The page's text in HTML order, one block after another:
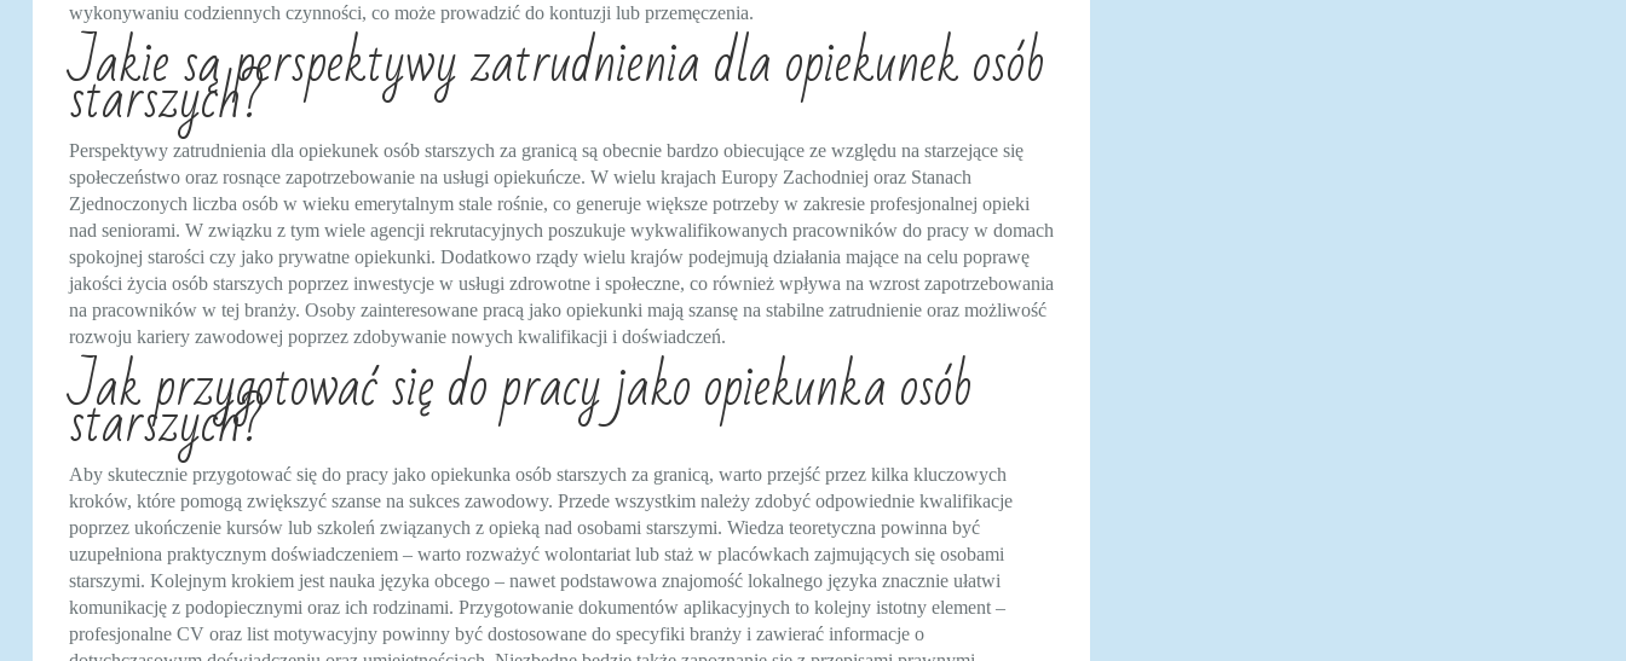
wykonywaniu codziennych czynności, co może prowadzić do kontuzji lub przemęczenia.
Jakie są perspektywy zatrudnienia dla opiekunek osób
starszych?
Perspektywy zatrudnienia dla opiekunek osób starszych za granicą są obecnie bardzo obiecujące ze względu na starzejące się
społeczeństwo oraz rosnące zapotrzebowanie na usługi opiekuńcze. W wielu krajach Europy Zachodniej oraz Stanach
Zjednoczonych liczba osób w wieku emerytalnym stale rośnie, co generuje większe potrzeby w zakresie profesjonalnej opieki
nad seniorami. W związku z tym wiele agencji rekrutacyjnych poszukuje wykwalifikowanych pracowników do pracy w domach
spokojnej starości czy jako prywatne opiekunki. Dodatkowo rządy wielu krajów podejmują działania mające na celu poprawę
jakości życia osób starszych poprzez inwestycje w usługi zdrowotne i społeczne, co również wpływa na wzrost zapotrzebowania
na pracowników w tej branży. Osoby zainteresowane pracą jako opiekunki mają szansę na stabilne zatrudnienie oraz możliwość
rozwoju kariery zawodowej poprzez zdobywanie nowych kwalifikacji i doświadczeń.
Jak przygotować się do pracy jako opiekunka osób
starszych?
Aby skutecznie przygotować się do pracy jako opiekunka osób starszych za granicą, warto przejść przez kilka kluczowych
kroków, które pomogą zwiększyć szanse na sukces zawodowy. Przede wszystkim należy zdobyć odpowiednie kwalifikacje
poprzez ukończenie kursów lub szkoleń związanych z opieką nad osobami starszymi. Wiedza teoretyczna powinna być
uzupełniona praktycznym doświadczeniem – warto rozważyć wolontariat lub staż w placówkach zajmujących się osobami
starszymi. Kolejnym krokiem jest nauka języka obcego – nawet podstawowa znajomość lokalnego języka znacznie ułatwi
komunikację z podopiecznymi oraz ich rodzinami. Przygotowanie dokumentów aplikacyjnych to kolejny istotny element –
profesjonalne CV oraz list motywacyjny powinny być dostosowane do specyfiki branży i zawierać informacje o